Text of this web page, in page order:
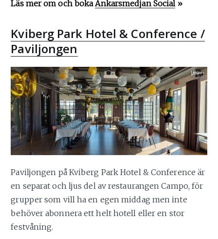
Läs mer om och bokaAnkarsmedjan Social»
Kviberg Park Hotel & Conference /
Paviljongen
Paviljongen på Kviberg Park Hotel & Conference är
en separat och ljus del av restaurangen Campo, för
grupper som vill ha en egen middag men inte
behöver abonnera ett helt hotell eller en stor
festvåning.